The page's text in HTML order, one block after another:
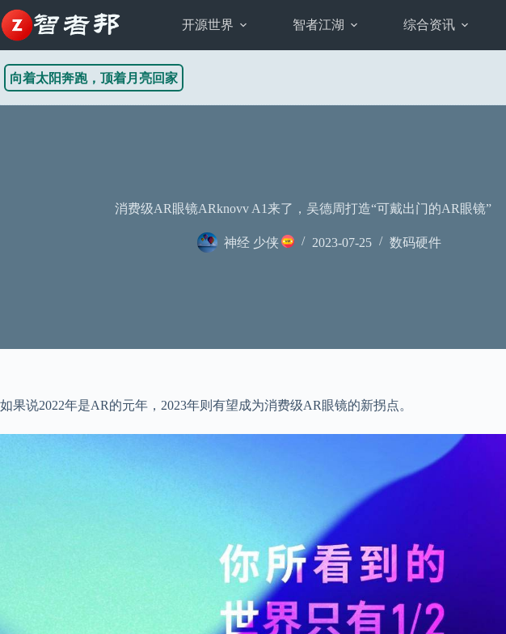
至
内
开源世界 智者江湖 综合资讯
向着太阳奔跑，顶着月亮回家
消费级AR眼镜ARknovv A1来了，吴德周打造“可戴出门的AR眼镜”
神经 少侠 2023-07-25 数码硬件
如果说2022年是AR的元年，2023年则有望成为消费级AR眼镜的新拐点。